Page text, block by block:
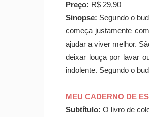
Preço: R$ 29,90
Sinopse: Segundo o
começa justamente
ajudar a viver melhor.
deixar louça por lavar
indolente. Segundo o
MEU CADERNO DE
Subtítulo: O livro de